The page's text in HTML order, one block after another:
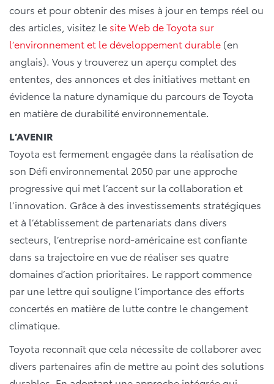
cours et pour obtenir des mises à jour en temps réel ou
des articles, visitez le site Web de Toyota sur
l’environnement et le développement durable (en
anglais). Vous y trouverez un aperçu complet des
ententes, des annonces et des initiatives mettant en
évidence la nature dynamique du parcours de Toyota
en matière de durabilité environnementale.
L’AVENIR
Toyota est fermement engagée dans la réalisation de
son Défi environnemental 2050 par une approche
progressive qui met l’accent sur la collaboration et
l’innovation. Grâce à des investissements stratégiques
et à l’établissement de partenariats dans divers
secteurs, l’entreprise nord-américaine est confiante
dans sa trajectoire en vue de réaliser ses quatre
domaines d’action prioritaires. Le rapport commence
par une lettre qui souligne l’importance des efforts
concertés en matière de lutte contre le changement
climatique.
Toyota reconnaît que cela nécessite de collaborer avec
divers partenaires afin de mettre au point des solutions